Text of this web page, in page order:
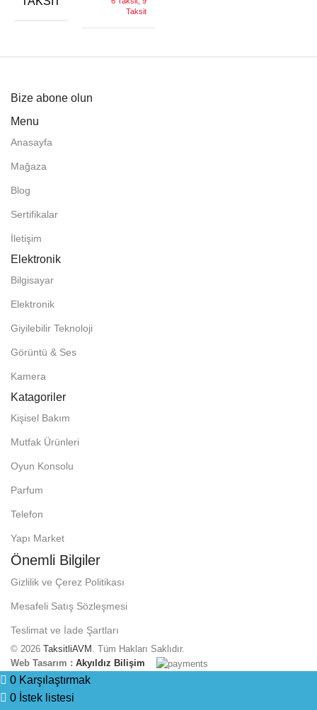
Taksit
Bize abone olun
Menu
Anasayfa
Mağaza
Blog
Sertifikalar
İletişim
Elektronik
Bilgisayar
Elektronik
Giyilebilir Teknoloji
Görüntü & Ses
Kamera
Katagoriler
Kişisel Bakım
Mutfak Ürünleri
Oyun Konsolu
Parfum
Telefon
Yapı Market
Önemli Bilgiler
Gizlilik ve Çerez Politikası
Mesafeli Satış Sözleşmesi
Teslimat ve İade Şartları
© 2026 TaksitliAVM . Tüm Hakları Saklıdır.
Web Tasarım : Akyıldız Bilişim
0 Karşılaştırmak
0 İstek listesi